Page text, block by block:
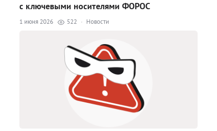
с ключевыми носителями ФОРОС
1 июня 2026 522 · Новости